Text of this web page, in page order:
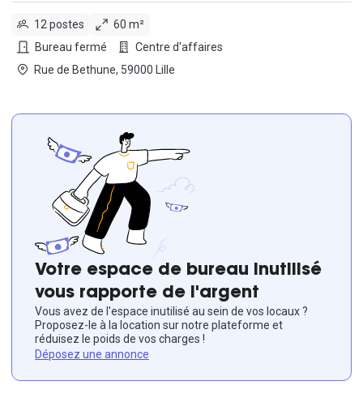
12 postes
60 m²
Bureau fermé
Centre d'affaires
Rue de Bethune, 59000 Lille
Votre espace de bureau inutilisé
vous rapporte de l'argent
Vous avez de l'espace inutilisé au sein de vos locaux ?
Proposez-le à la location sur notre plateforme et
réduisez le poids de vos charges !
Déposez une annonce